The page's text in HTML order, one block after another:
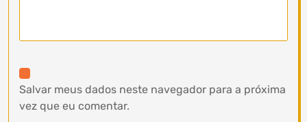
Salvar meus dados neste navegador para a próxima
vez que eu comentar.